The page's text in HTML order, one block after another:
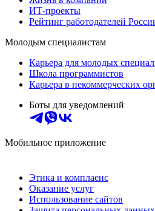
ИТ-проекты
Рейтинг работодателей
Молодым специалистам
Карьера для молодых
Школа программистов
Карьера в некоммерческих
Боты для уведомлений
Мобильное приложение
Этика и комплаенс
Оказание услуг
Использование сайтов